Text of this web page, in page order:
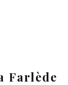
Farlède